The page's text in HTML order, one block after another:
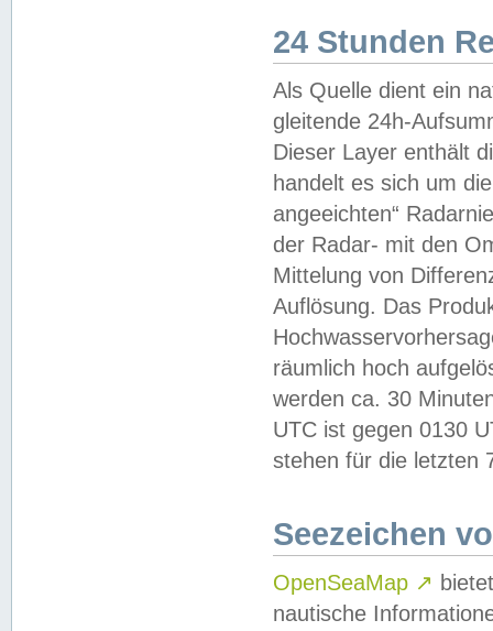
24 Stunden
Als Quelle dient ein
gleitende 24h-
Dieser Layer enthält
handelt es sich um
angeeichten“
der Radar- mit den
Mittelung von
Auflösung. Das
räumlich hoch
werden ca. 30
UTC ist gegen 0130
stehen für die letzten
Seezeichen
OpenSeaMap ↗
nautische